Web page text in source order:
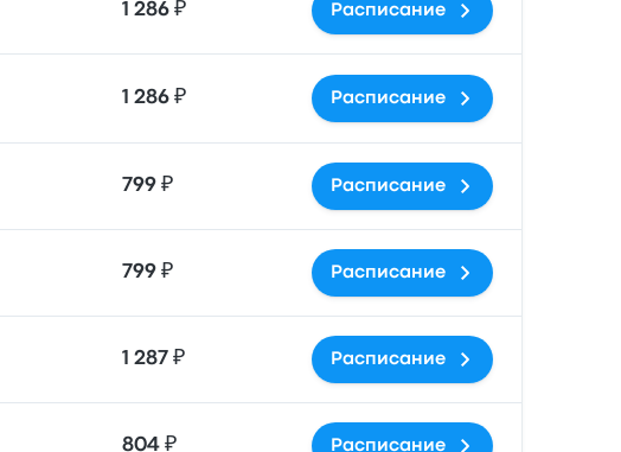
1 286 ₽ Расписание
1 286 ₽ Расписание
799 ₽ Расписание
799 ₽ Расписание
1 287 ₽ Расписание
804 ₽ Расписание